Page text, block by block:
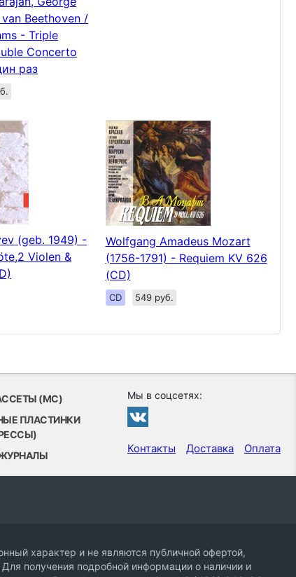
Beethoven /
- Triple
Concerto
раз
(geb. 1949) -
Violen &
Wolfgang Amadeus Mozart
(1756-1791) - Requiem KV 626
(CD)
CD 549 руб.
(MC)
ПЛАСТИНКИ
Мы в соцсетях:
Контакты Доставка Оплата
характер и не являются публичной офертой,
получения подробной информации о наличии и